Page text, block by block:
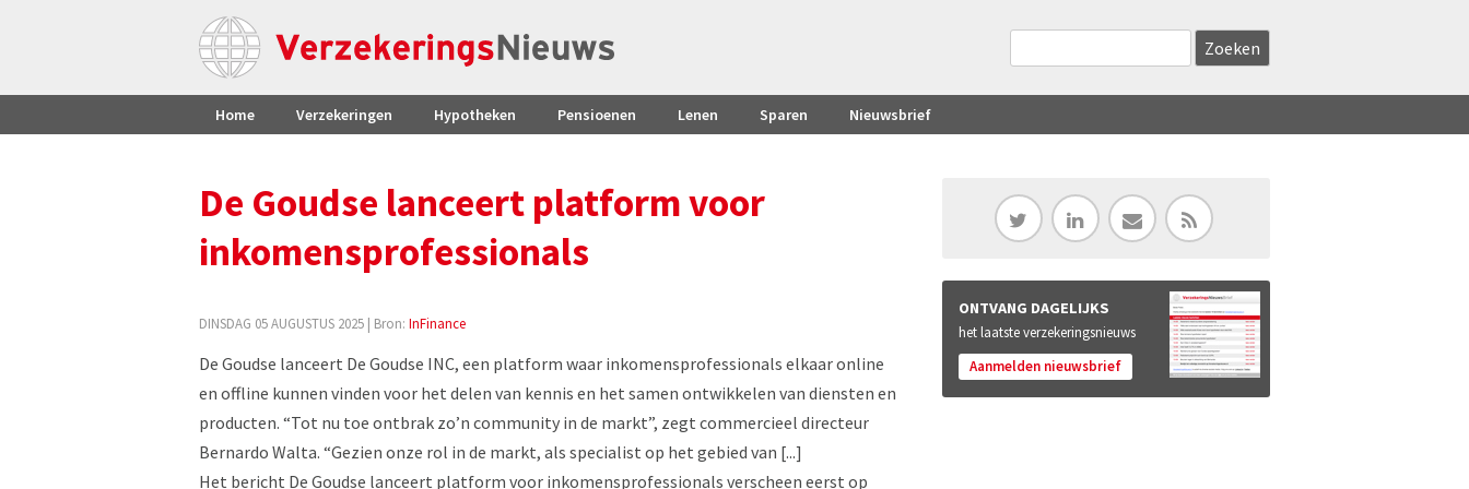
Home Verzekeringen Hypotheken Pensioenen Lenen Sparen Nieuwsbrief
De Goudse lanceert platform voor
inkomensprofessionals
DINSDAG 05 AUGUSTUS 2025 | Bron: InFinance
De Goudse lanceert De Goudse INC, een platform waar inkomensprofessionals elkaar online
en offline kunnen vinden voor het delen van kennis en het samen ontwikkelen van diensten en
producten. “Tot nu toe ontbrak zo’n community in de markt”, zegt commercieel directeur
Bernardo Walta. “Gezien onze rol in de markt, als specialist op het gebied van [...]
Het bericht De Goudse lanceert platform voor inkomensprofessionals verscheen eerst op
ONTVANG DAGELIJKS
het laatste verzekeringsnieuws
Aanmelden nieuwsbrief